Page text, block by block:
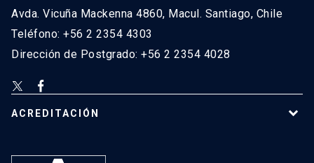
Avda. Vicuña Mackenna 4860, Macul. Santiago, Chile
Teléfono: +56 2 2354 4303
Dirección de Postgrado: +56 2 2354 4028
ACREDITACIÓN